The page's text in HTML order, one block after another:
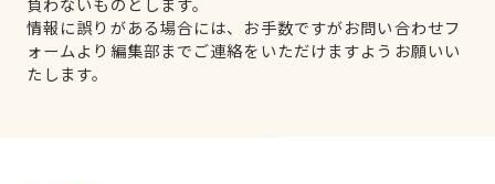
情報に誤りがある場合には、お手数ですがお問い合わせフ
ォームより編集部までご連絡をいただけますようお願いい
たします。